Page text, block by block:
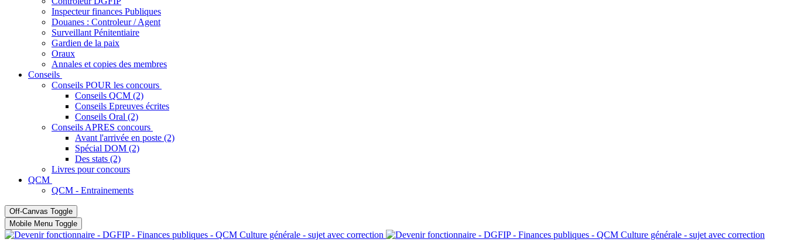
Inspecteur finances Publiques
Douanes : Controleur / Agent
Surveillant Pénitentiaire
Gardien de la paix
Oraux
Annales et copies des membres
Conseils
Conseils POUR les concours
Conseils QCM (2)
Conseils Epreuves écrites
Conseils Oral (2)
Conseils APRES concours
Avant l'arrivée en poste (2)
Spécial DOM (2)
Des stats (2)
Livres pour concours
QCM
QCM - Entrainements
Off-Canvas Toggle
Mobile Menu Toggle